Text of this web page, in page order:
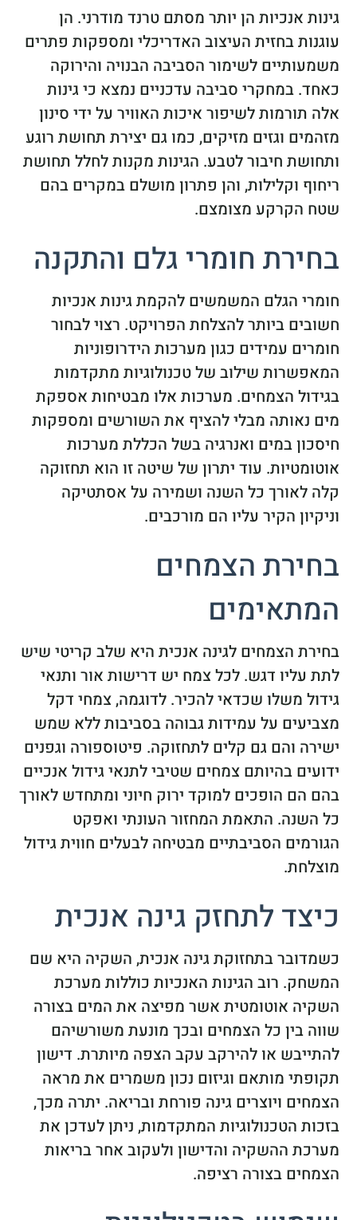
גינות אנכיות הן יותר מסתם טרנד מודרני. הן
עוגנות בחזית העיצוב האדריכלי ומספקות פתרים
משמעותיים לשימור הסביבה הבנויה והירוקה
כאחד. במחקרי סביבה עדכניים נמצא כי גינות
אלה תורמות לשיפור איכות האוויר על ידי סינון
מזהמים וגזים מזיקים, כמו גם יצירת תחושת רוגע
ותחושת חיבור לטבע. הגינות מקנות לחלל תחושת
ריחוף וקלילות, והן פתרון מושלם במקרים בהם
שטח הקרקע מצומצם.
בחירת חומרי גלם והתקנה
חומרי הגלם המשמשים להקמת גינות אנכיות
חשובים ביותר להצלחת הפרויקט. רצוי לבחור
חומרים עמידים כגון מערכות הידרופוניות
המאפשרות שילוב של טכנולוגיות מתקדמות
בגידול הצמחים. מערכות אלו מבטיחות אספקת
מים נאותה מבלי להציף את השורשים ומספקות
חיסכון במים ואנרגיה בשל הכללת מערכות
אוטומטיות. עוד יתרון של שיטה זו הוא תחזוקה
קלה לאורך כל השנה ושמירה על אסתטיקה
וניקיון הקיר עליו הם מורכבים.
בחירת הצמחים
המתאימים
בחירת הצמחים לגינה אנכית היא שלב קריטי שיש
לתת עליו דגש. לכל צמח יש דרישות אור ותנאי
גידול משלו שכדאי להכיר. לדוגמה, צמחי דקל
מצביעים על עמידות גבוהה בסביבות ללא שמש
ישירה והם גם קלים לתחזוקה. פיטוספורה וגפנים
ידועים בהיותם צמחים שטיבי לתנאי גידול אנכיים
בהם הם הופכים למוקד ירוק חיוני ומתחדש לאורך
כל השנה. התאמת המחזור העונתי ואפקט
הגורמים הסביבתיים מבטיחה לבעלים חווית גידול
מוצלחת.
כיצד לתחזק גינה אנכית
כשמדובר בתחזוקת גינה אנכית, השקיה היא שם
המשחק. רוב הגינות האנכיות כוללות מערכת
השקיה אוטומטית אשר מפיצה את המים בצורה
שווה בין כל הצמחים ובכך מונעת משורשיהם
להתייבש או להירקב עקב הצפה מיותרת. דישון
תקופתי מותאם וגיזום נכון משמרים את מראה
הצמחים ויוצרים גינה פורחת ובריאה. יתרה מכך,
בזכות הטכנולוגיות המתקדמות, ניתן לעדכן את
מערכת ההשקיה והדישון ולעקוב אחר בריאות
הצמחים בצורה רציפה.